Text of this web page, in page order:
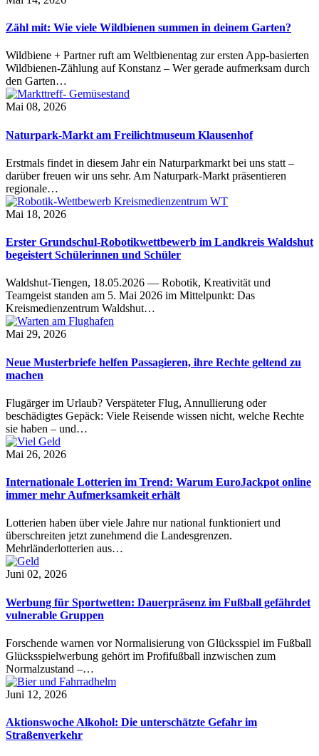
Zähl mit: Wie viele Wildbienen summen in deinem Garten?
Wildbiene + Partner ruft am Weltbienentag zur ersten App-basierten
Wildbienen-Zählung auf Konstanz – Wer gerade aufmerksam durch
den Garten…
Mai 08, 2026
Naturpark-Markt am Freilichtmuseum Klausenhof
Erstmals findet in diesem Jahr ein Naturparkmarkt bei uns statt –
darüber freuen wir uns sehr. Am Naturpark-Markt präsentieren
regionale…
Mai 18, 2026
Erster Grundschul-Robotikwettbewerb im Landkreis Waldshut
begeistert Schülerinnen und Schüler
Waldshut-Tiengen, 18.05.2026 — Robotik, Kreativität und
Teamgeist standen am 5. Mai 2026 im Mittelpunkt: Das
Kreismedienzentrum Waldshut…
Mai 29, 2026
Neue Musterbriefe helfen Passagieren, ihre Rechte geltend zu
machen
Flugärger im Urlaub? Verspäteter Flug, Annullierung oder
beschädigtes Gepäck: Viele Reisende wissen nicht, welche Rechte
sie haben – und…
Mai 26, 2026
Internationale Lotterien im Trend: Warum EuroJackpot online
immer mehr Aufmerksamkeit erhält
Lotterien haben über viele Jahre nur national funktioniert und
überschreiten jetzt zunehmend die Landesgrenzen.
Mehrländerlotterien aus…
Juni 02, 2026
Werbung für Sportwetten: Dauerpräsenz im Fußball gefährdet
vulnerable Gruppen
Forschende warnen vor Normalisierung von Glücksspiel im Fußball
Glücksspielwerbung gehört im Profifußball inzwischen zum
Normalzustand –…
Juni 12, 2026
Aktionswoche Alkohol: Die unterschätzte Gefahr im
Straßenverkehr